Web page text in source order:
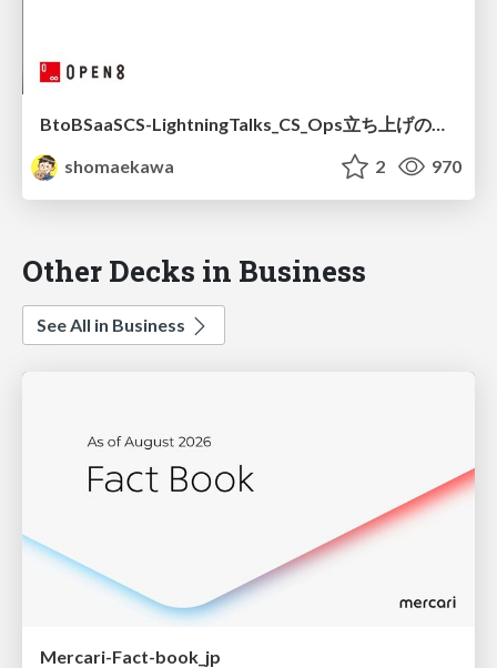
BtoBSaaSCS-LightningTalks_CS_Ops立ち上げのアンチパターン5撰
shomaekawa
2 970
Other Decks in Business
See All in Business
Mercari-Fact-book_jp